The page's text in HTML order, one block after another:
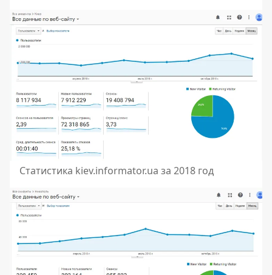
Статистика kiev.informator.ua за 2018 год